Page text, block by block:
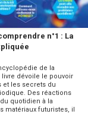
n°1 : La
de la
livre dévoile le pouvoir
et les secrets du
Des réactions
quotidien à la
matériaux futuristes, il